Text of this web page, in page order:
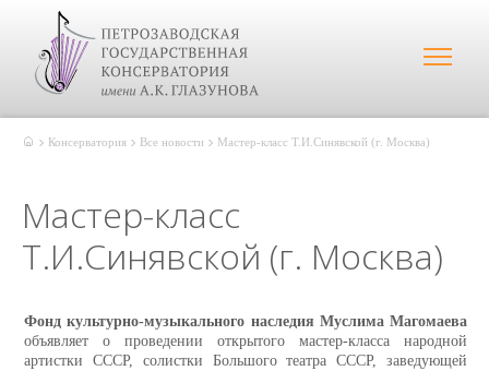
Консерватория Все новости Мастер-класс Т.И.Синявской (г. Москва)
Мастер-класс
Т.И.Синявской (г. Москва)
Фонд культурно-музыкального наследия Муслима Магомаева
объявляет о проведении открытого мастер-класса народной
артистки СССР, солистки Большого театра СССР, заведующей